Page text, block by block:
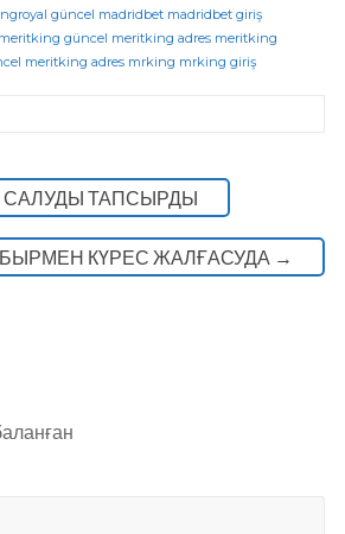
güncel madridbet madridbet giriş
meritking güncel meritking adres meritking
meritking adres mrking mrking giriş
САЛУДЫ ТАПСЫРДЫ
КҮРЕС ЖАЛҒАСУДА →